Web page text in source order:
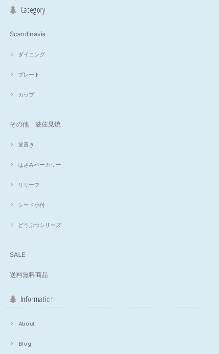
Category
Scandinavia
ダイニング
プレート
カップ
その他 波佐見焼
箸置き
はさみベーカリー
リリーフ
シード小付
どうぶつシリーズ
SALE
送料無料商品
Information
About
Blog